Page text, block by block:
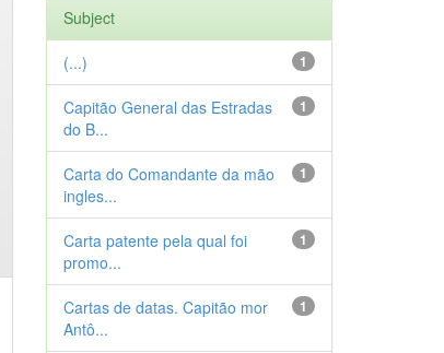
Subject
1
(...)
1
Capitão General das Estradas
do B...
1
Carta do Comandante da mão
ingles...
1
Carta patente pela qual foi
promo...
1
Cartas de datas. Capitão mor
Antô...